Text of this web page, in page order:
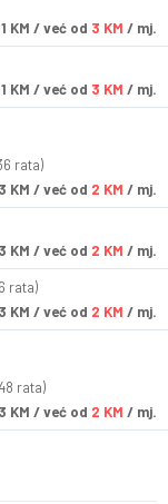
KM / već od 3 KM / mj.
KM / već od 3 KM / mj.
rata)
KM / već od 2 KM / mj.
KM / već od 2 KM / mj.
rata)
KM / već od 2 KM / mj.
rata)
KM / već od 2 KM / mj.